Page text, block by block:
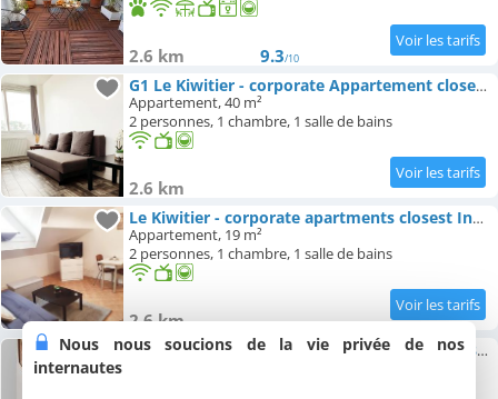
2.6 km 9.3/10
G1 Le Kiwitier - corporate Appartement closest Innovel & Noveos
Appartement, 40 m²
2 personnes, 1 chambre, 1 salle de bains
2.6 km
Le Kiwitier - corporate apartments closest Innovel & Noveos (studio 19m²)
Appartement, 19 m²
2 personnes, 1 chambre, 1 salle de bains
2.6 km
G3 - Le Kiwitier - corporate Appartement closest Innovel Noveos Ecole Ducasse Paris Campus - T2 31m2
Nous nous soucions de la vie privée de nos
internautes